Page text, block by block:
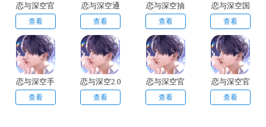
恋与深空官
服手游版
查看
恋与深空通
用版
查看
恋与深空抽
卡模拟器
查看
恋与深空国
际服
查看
恋与深空手
游官服
查看
恋与深空2.0
版本
查看
恋与深空官
服
查看
恋与深空官
方版
查看